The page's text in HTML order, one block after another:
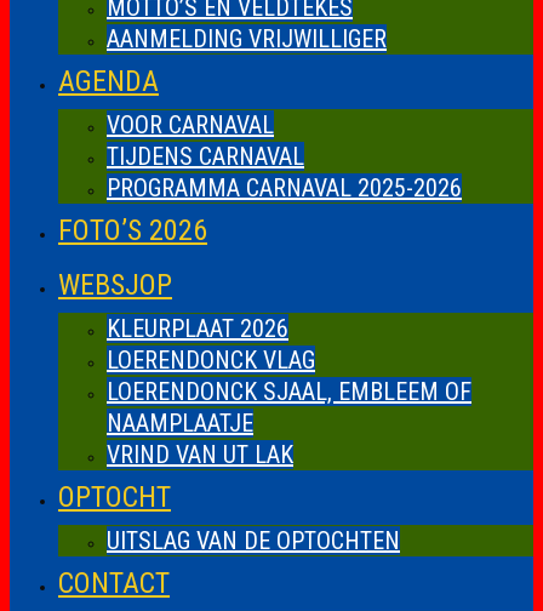
MOTTO’S EN VELDTEKES
AANMELDING VRIJWILLIGER
AGENDA
VOOR CARNAVAL
TIJDENS CARNAVAL
PROGRAMMA CARNAVAL 2025-2026
FOTO’S 2026
WEBSJOP
KLEURPLAAT 2026
LOERENDONCK VLAG
LOERENDONCK SJAAL, EMBLEEM OF
NAAMPLAATJE
VRIND VAN UT LAK
OPTOCHT
UITSLAG VAN DE OPTOCHTEN
CONTACT